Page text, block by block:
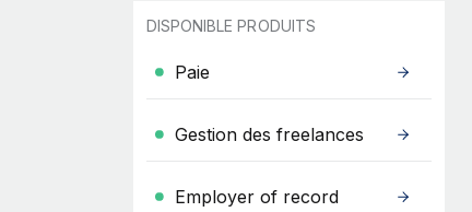
DISPONIBLE PRODUITS
Paie
Gestion des freelances
Employer of record